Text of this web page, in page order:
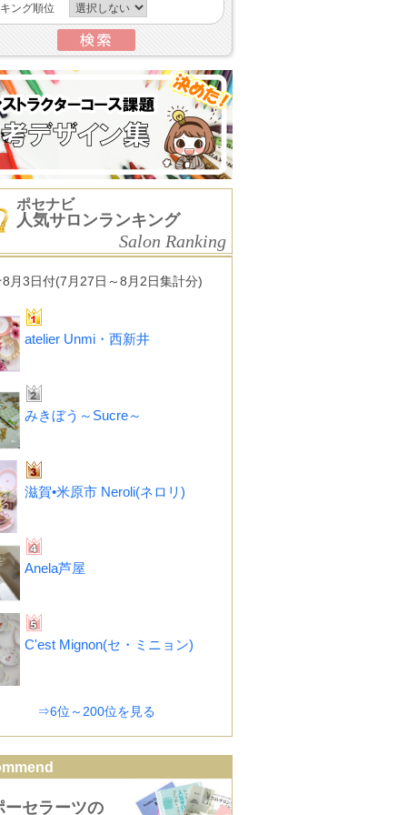
ング順位
ポセナビ
人気サロンランキング
Salon Ranking
月3日付(7月27日～8月2日集計分)
atelier Unmi・西新井
みきぼう～Sucre～
滋賀•米原市 Neroli(ネロリ)
Anela芦屋
C'est Mignon(セ・ミニョン)
⇒6位～200位を見る
ーセラーツの